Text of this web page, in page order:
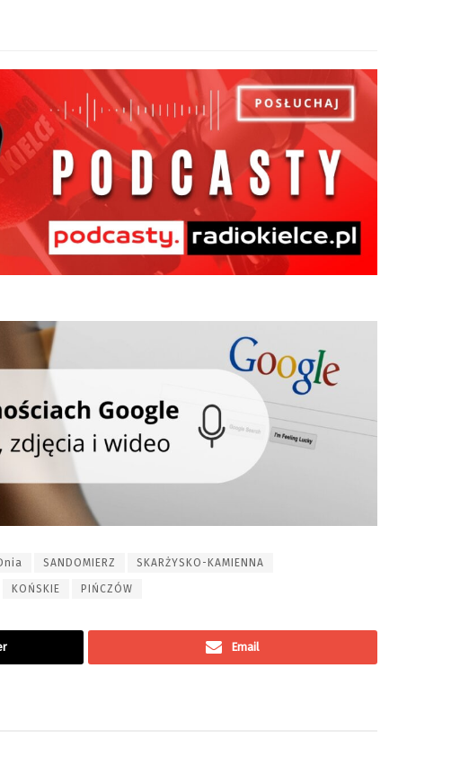
SANDOMIERZ SKARŻYSKO-KAMIENNA
KOŃSKIE PIŃCZÓW
Email